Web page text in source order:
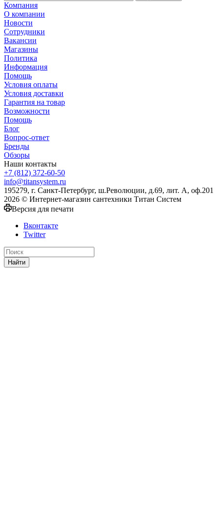
Компания
О компании
Новости
Сотрудники
Вакансии
Магазины
Политика
Информация
Помощь
Условия оплаты
Условия доставки
Гарантия на товар
Возможности
Помощь
Блог
Вопрос-ответ
Бренды
Обзоры
Наши контакты
+7 (812) 372-60-50
info@titansystem.ru
195279, г. Санкт-Петербург, ш.Революции, д.69, лит. А, оф.201
2026 © Интернет-магазин сантехники Титан Систем
Версия для печати
Вконтакте
Twitter
Найти